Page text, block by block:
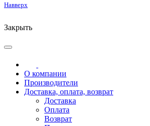
Навверх
Закрыть
О компании
Производители
Доставка, оплата, возврат
Доставка
Оплата
Возврат